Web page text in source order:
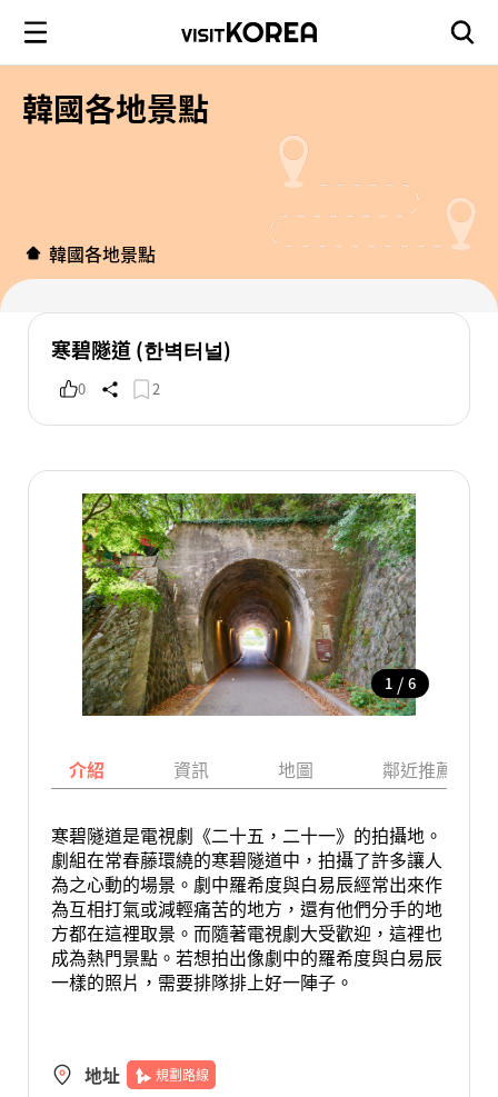
韓國各地景點
韓國各地景點
寒碧隧道 (한벽터널)
0 2
1 / 6
介紹 資訊 地圖 鄰近推薦景點
寒碧隧道是電視劇《二十五，二十一》的拍攝地。
劇組在常春藤環繞的寒碧隧道中，拍攝了許多讓人
為之心動的場景。劇中羅希度與白易辰經常出來作
為互相打氣或減輕痛苦的地方，還有他們分手的地
方都在這裡取景。而隨著電視劇大受歡迎，這裡也
成為熱門景點。若想拍出像劇中的羅希度與白易辰
一樣的照片，需要排隊排上好一陣子。
地址 規劃路線